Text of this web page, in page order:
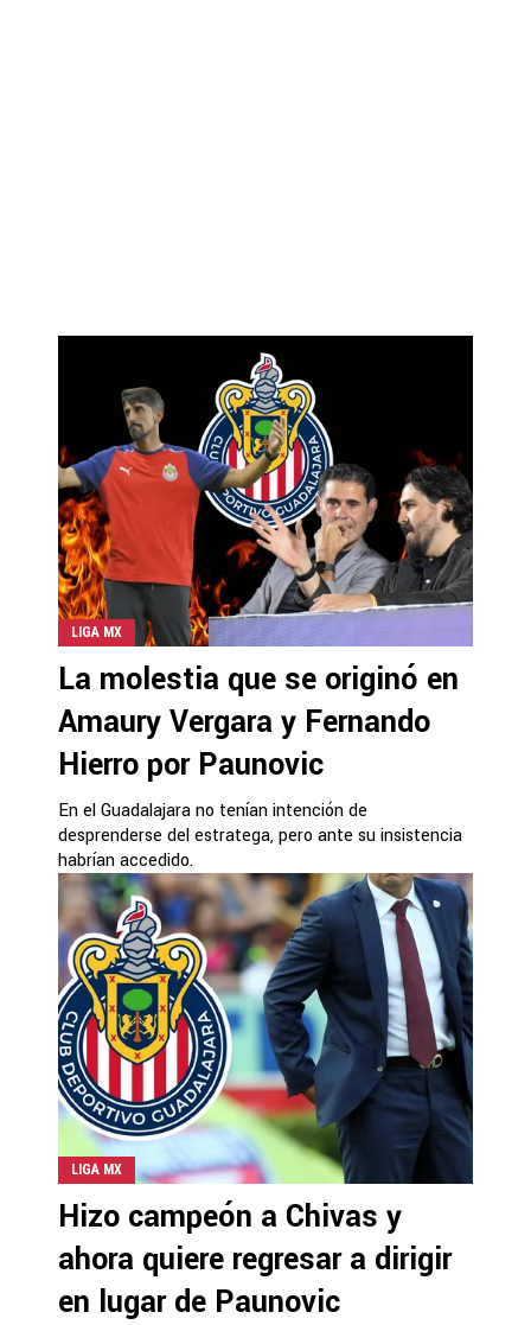
LIGA MX
La molestia que se originó en
Amaury Vergara y Fernando
Hierro por Paunovic
En el Guadalajara no tenían intención de
desprenderse del estratega, pero ante su insistencia
habrían accedido.
LIGA MX
Hizo campeón a Chivas y
ahora quiere regresar a dirigir
en lugar de Paunovic